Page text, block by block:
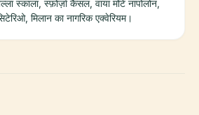
स्काला, स्फ़ोर्ज़ा कैसल, वाया मोंटे नापोलोन,
मिलान का नागरिक एक्वेरियम।